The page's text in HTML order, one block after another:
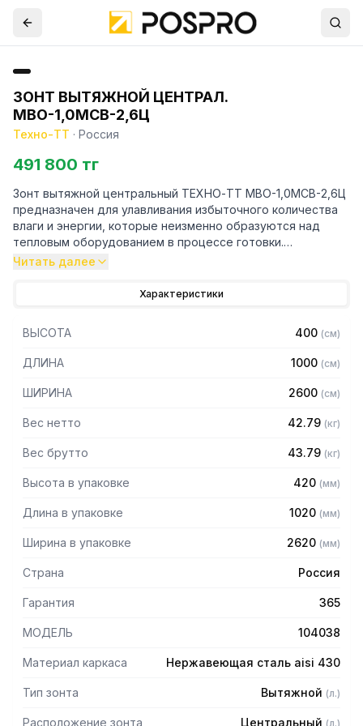
ЗОНТ ВЫТЯЖНОЙ ЦЕНТРАЛ.
МВО-1,0МСВ-2,6Ц
Техно-ТТ · Россия
491 800 тг
Зонт вытяжной центральный ТЕХНО-ТТ МВО-1,0МСВ-2,6Ц
предназначен для улавливания избыточного количества
влаги и энергии, которые неизменно образуются над
тепловым оборудованием в процессе готовки.
капли жира, которые в противном случае оседали бы на
защищает сотрудников горячего цеха.
Особенности:
— Бескаркасный
0,8мм
— Поставляется в собранном виде
Читать далее
Характеристики
ВЫСОТА 400 (см)
ДЛИНА 1000 (см)
ШИРИНА 2600 (см)
Вес нетто 42.79 (кг)
Вес брутто 43.79 (кг)
Высота в упаковке 420 (мм)
Длина в упаковке 1020 (мм)
Ширина в упаковке 2620 (мм)
Страна Россия
Гарантия 365
МОДЕЛЬ 104038
Материал каркаса Нержавеющая сталь aisi 430
Тип зонта Вытяжной (л.)
Расположение зонта Центральный (л.)